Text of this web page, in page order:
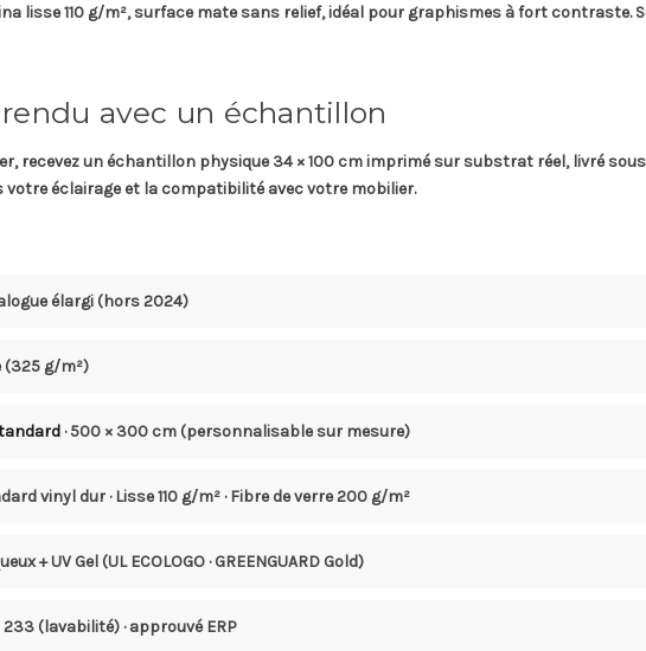
lisse 110 g/m², surface mate sans relief, idéal pour graphismes à fort contraste.
avec un échantillon
recevez un échantillon physique 34 × 100 cmimprimé sur substrat réel, livré sous
éclairage et la compatibilité avec votre mobilier.
élargi (hors 2024)
(325 g/m²)
· 500 × 300 cm (personnalisable sur mesure)
vinyl dur · Lisse 110 g/m² · Fibre de verre 200 g/m²
+ UV Gel (UL ECOLOGO · GREENGUARD Gold)
233 (lavabilité) · approuvé ERP